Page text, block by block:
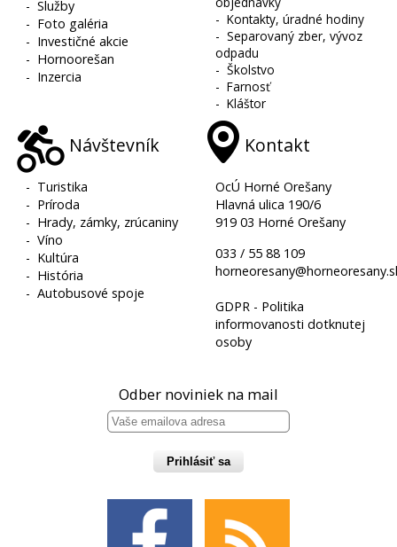
-Služby
- Foto galéria
- Investičné akcie
- Hornoorešan
- Inzercia
-Kontakty, úradné hodiny
-Separovaný zber, vývoz
odpadu
-Školstvo
-Farnosť
-Kláštor
Návštevník
- Turistika
- Príroda
- Hrady, zámky, zrúcaniny
-Víno
- Kultúra
- História
-Autobusové spoje
Kontakt
OcÚ Horné Orešany
Hlavná ulica 190/6
919 03 Horné Orešany
033 / 55 88 109
GDPR - Politika
informovanosti dotknutej
osoby
Odber noviniek na mail
Prihlásiť sa